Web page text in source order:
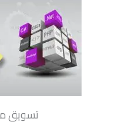
تسويق